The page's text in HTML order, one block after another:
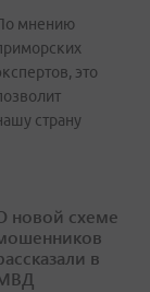
мнению
это
страну
новой схеме
в